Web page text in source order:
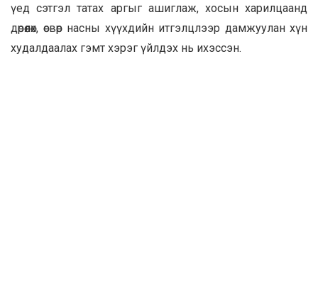
үед сэтгэл татах аргыг ашиглаж, хосын харилцаанд
дөрөөлөх, өсвөр насны хүүхдийн итгэлцлээр дамжуулан хүн
худалдаалах гэмт хэрэг үйлдэх нь ихэссэн.